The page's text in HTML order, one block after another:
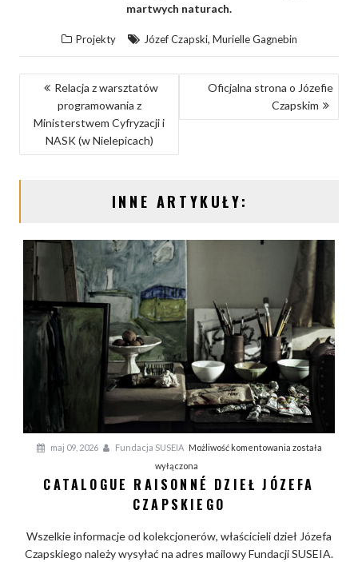
martwych naturach.
Projekty Józef Czapski, Murielle Gagnebin
I
C
W
U
Relacja z warsztatów
programowania z
Ministerstwem Cyfryzacji i
NASK (w Nielepicach)
Oficjalna strona o Józefie
Czapskim
INNE ARTYKUŁY:
maj 09, 2026 Fundacja SUSEIA Możliwość komentowania C
t
o
g
została
wyłączona
CATALOGUE RAISONNÉ DZIEŁ JÓZEFA
CZAPSKIEGO
Wszelkie informacje od kolekcjonerów, właścicieli dzieł Józefa
Czapskiego należy wysyłać na adres mailowy Fundacji SUSEIA.